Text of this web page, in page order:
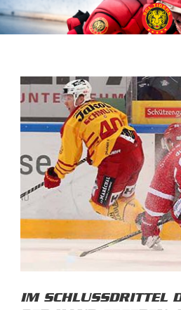
IM SCHLUSSDRITTEL